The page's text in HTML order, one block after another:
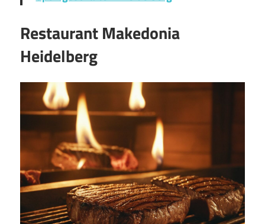
Restaurant Makedonia
Heidelberg